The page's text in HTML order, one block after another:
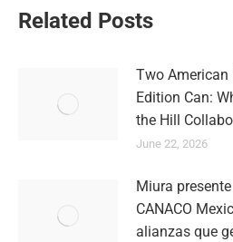
Related Posts
Two American
Edition Can:
the Hill
June 22, 2026
Miura
CANACO
alianzas que